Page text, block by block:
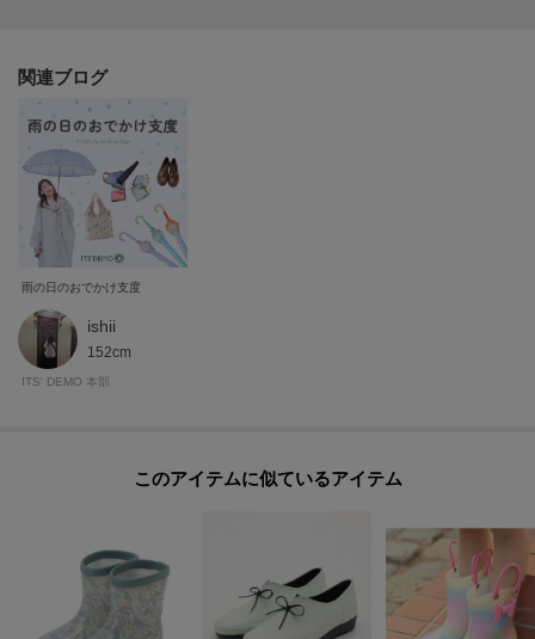
・お気に入り一覧からいつでもチェック
▽ブランドのお気に入り登録も！
・新商品やお得な情報をいち早くお知らせ
----------------------------------------
関連ブログ
雨の日のおでかけ支度
ishii
152cm
ITS' DEMO 本部
このアイテムに似ているアイテム